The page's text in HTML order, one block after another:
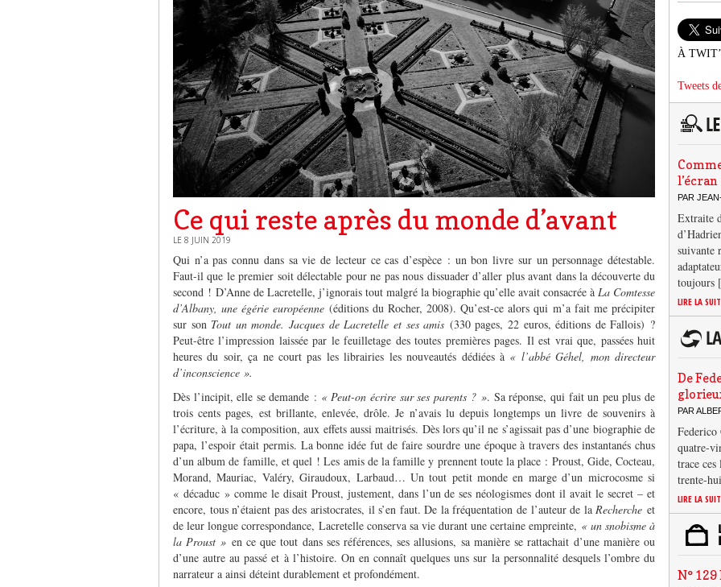
Ce qui reste après du monde d’avant
LE 8 JUIN 2019
Qui n’a pas connu dans sa vie de lecteur ce cas d’espèce : un bon livre sur un personnage détestable.
Faut-il que le premier soit délectable pour ne pas nous dissuader d’aller plus avant dans la découverte du
second ! D’Anne de Lacretelle, j’ignorais tout malgré la biographie qu’elle avait consacrée à La Comtesse
d’Albany, une égérie européenne (éditions du Rocher, 2008). Qu’est-ce alors qui m’a fait me précipiter
sur son Tout un monde. Jacques de Lacretelle et ses amis (330 pages, 22 euros, éditions de Fallois) ?
Peut-être l’impression laissée par le feuilletage des toutes premières pages. Il est vrai que, passées huit
heures du soir, ça ne court pas les librairies les nouveautés dédiées à « l’abbé Géhel, mon directeur
d’inconscience ».
Dès l’incipit, elle se demande : « Peut-on écrire sur ses parents ? ». Sa réponse, qui fait un peu plus de
trois cents pages, est brillante, enlevée, drôle. Je n’avais lu depuis longtemps un livre de souvenirs à
l’écriture, à la composition, aux effets aussi maitrisés. Dès lors qu’il ne s’agissait pas d’une biographie de
papa, l’espoir était permis. La bonne idée fut de faire sourdre une époque à travers des instantanés chus
d’un album de famille, et quel ! Les amis de la famille y prennent toute la place : Proust, Gide, Cocteau,
Morand, Mauriac, Valéry, Giraudoux, Larbaud… Un tout petit monde en marge d’un microcosme si
« décaduc » comme le disait Proust, justement, dans l’un de ses néologismes dont il avait le secret – et
encore, tous n’étaient pas des aristocrates, il s’en faut. De la fréquentation de l’auteur de laRechercheet
de leur longue correspondance, Lacretelle conserva sa vie durant une certaine empreinte, « un snobisme à
la Proust » en ce que tout dans ses références, ses allusions, sa manière se rattachait d’une manière ou
d’une autre au passé et à l’histoire. On en connaît quelques uns sur la personnalité desquels l’ombre du
narrateur a ainsi déteint durablement et profondément.
À
Tweets
l’écran
PAR
Extraite
suivante
LIRE LA
De
PAR
quatre-
trace
trente-
LIRE LA
N°